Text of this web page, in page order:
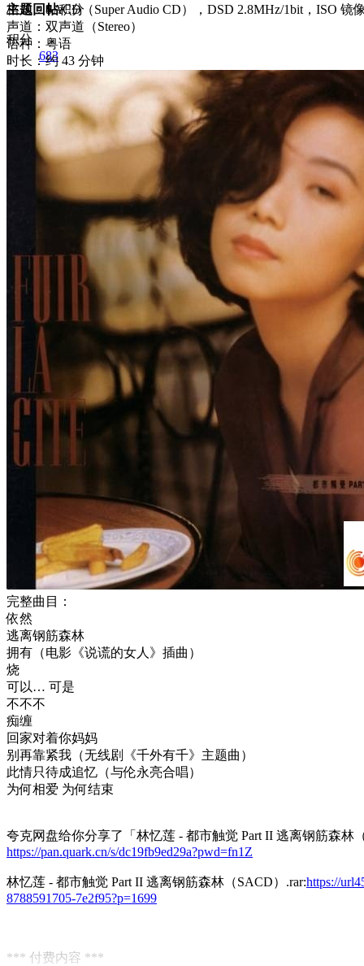
主题回帖积分
积分
683
2026-4-6 16:07:52 显示全部楼层
阅读模式
格式：SACD（Super Audio CD），DSD 2.8MHz/1bit，ISO 镜
声道：双声道（Stereo）
语种：粤语
时长：约 43 分钟
完整曲目：
依然
逃离钢筋森林
拥有（电影《说谎的女人》插曲）
烧
可以… 可是
不不不
痴缠
回家对着你妈妈
别再靠紧我（无线剧《千外有千》主题曲）
此情只待成追忆（与伦永亮合唱）
为何相爱 为何结束
夸克网盘给你分享了「林忆莲 - 都市触觉 Part II 逃离钢筋森林
https://pan.quark.cn/s/dc19fb9ed29a?pwd=fn1Z
林忆莲 - 都市触觉 Part II 逃离钢筋森林（SACD）.rar:https://
8788591705-7e2f95?p=1699
*** 付费内容 ***